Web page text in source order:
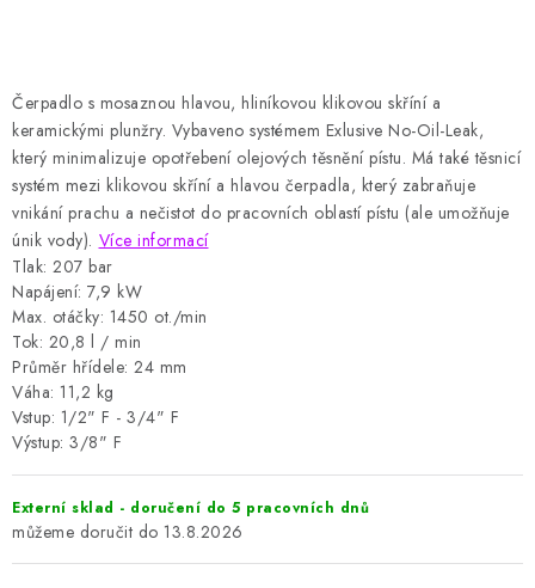
Čerpadlo s mosaznou hlavou, hliníkovou klikovou skříní a
keramickými plunžry. Vybaveno systémem Exlusive No-Oil-Leak,
který minimalizuje opotřebení olejových těsnění pístu. Má také těsnicí
systém mezi klikovou skříní a hlavou čerpadla, který zabraňuje
vnikání prachu a nečistot do pracovních oblastí pístu (ale umožňuje
únik vody). Více informací
Tlak: 207 bar
Napájení: 7,9 kW
Max. otáčky: 1450 ot./min
Tok: 20,8 l / min
Průměr hřídele: 24 mm
Váha: 11,2 kg
Vstup: 1/2" F - 3/4" F
Výstup: 3/8" F
Externí sklad - doručení do 5 pracovních dnů
13.8.2026